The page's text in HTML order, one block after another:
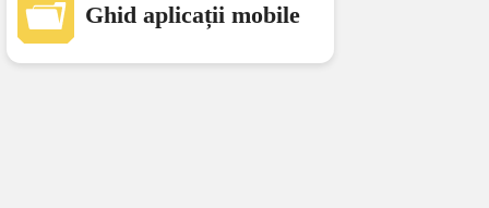
Ghid aplicații mobile